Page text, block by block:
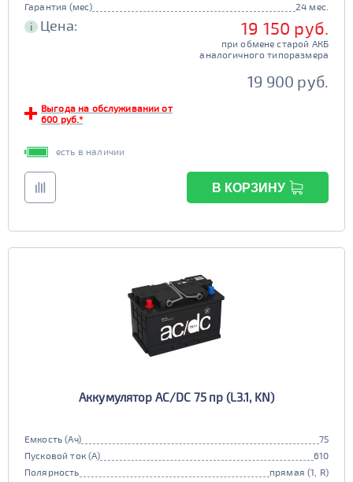
Гарантия (мес)
24 мес.
i Цена: 19 150 руб.
при обмене старой АКБ
аналогичного типоразмера
19 900 руб.
Выгода на обслуживании от
600 руб.*
есть в наличии
В КОРЗИНУ
Аккумулятор AC/DC 75 пр (L3.1, KN)
Емкость (Ач)
75
Пусковой ток (А)
610
Полярность
прямая (1, R)